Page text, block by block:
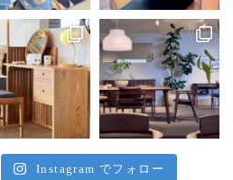
Instagram でフォロー